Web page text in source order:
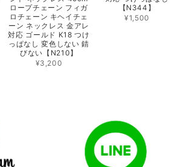
ロープチェーン フィガ
ロチェーン キヘイチェ
ーン ネックレス 金アレ
対応 ゴールド K18 つけ
っぱなし 変色しない 錆
びない【N210】
¥3,200
【N344】
¥1,500